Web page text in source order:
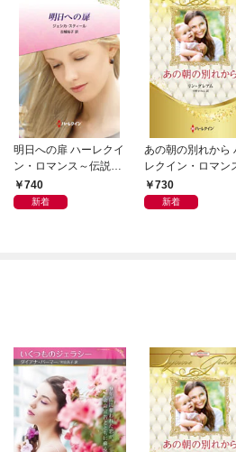
明日への扉 ハーレクイ
ン・ロマンス～伝説の
名作選～【ハーレクイ
ン・ロマンス版】
740
新着
あの朝の別れから
レクイン・ロマン
プレミアム～リン
レアム・ベスト・
730
新着